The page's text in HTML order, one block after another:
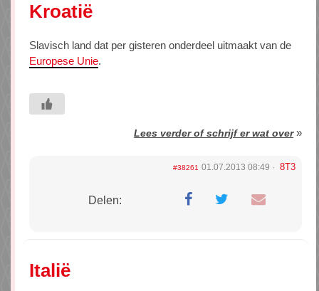
Kroatië
Slavisch land dat per gisteren onderdeel uitmaakt van de
Europese Unie.
Lees verder of schrijf er wat over»
#38261 01.07.2013 08:49 8T3
Delen:
Italië